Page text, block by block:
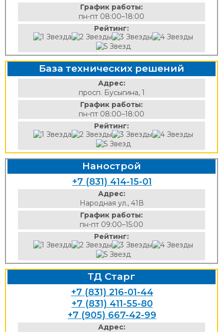
График работы:
пн-пт 08:00–18:00
Рейтинг:
База технических решений
Адрес:
просп. Бусыгина, 1
График работы:
пн-пт 08:00–18:00
Рейтинг:
Нанострой
+7 (831) 414-15-01
Адрес:
Народная ул., 41В
График работы:
пн-пт 09:00–15:00
Рейтинг:
ТД Старг
+7 (831) 216-01-44
+7 (831) 411-55-80
+7 (905) 667-42-99
Адрес: